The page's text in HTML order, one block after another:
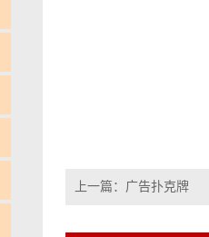
上一篇： 广告扑克牌